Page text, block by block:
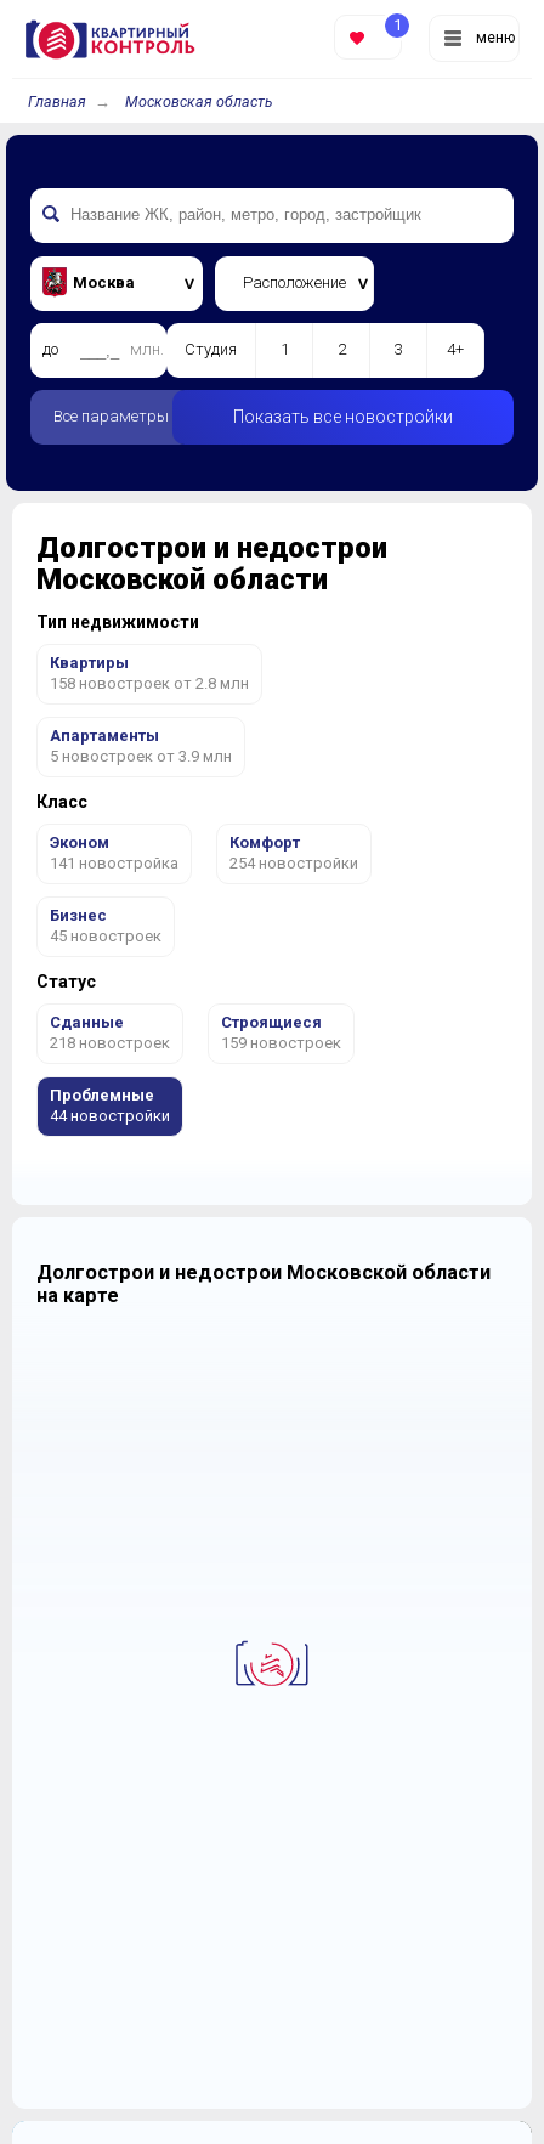
меню
1
Главная Московская область
Москва Расположение
до млн. Студия 1 2 3 4+
Все параметры Показать все новостройки
Долгострои и недострои
Московской области
Тип недвижимости
Квартиры
158 новостроек от 2.8 млн
Апартаменты
5 новостроек от 3.9 млн
Класс
Эконом
141 новостройка
Комфорт
254 новостройки
Бизнес
45 новостроек
Статус
Сданные
218 новостроек
Строящиеся
159 новостроек
Проблемные
44 новостройки
Долгострои и недострои Московской области
на карте